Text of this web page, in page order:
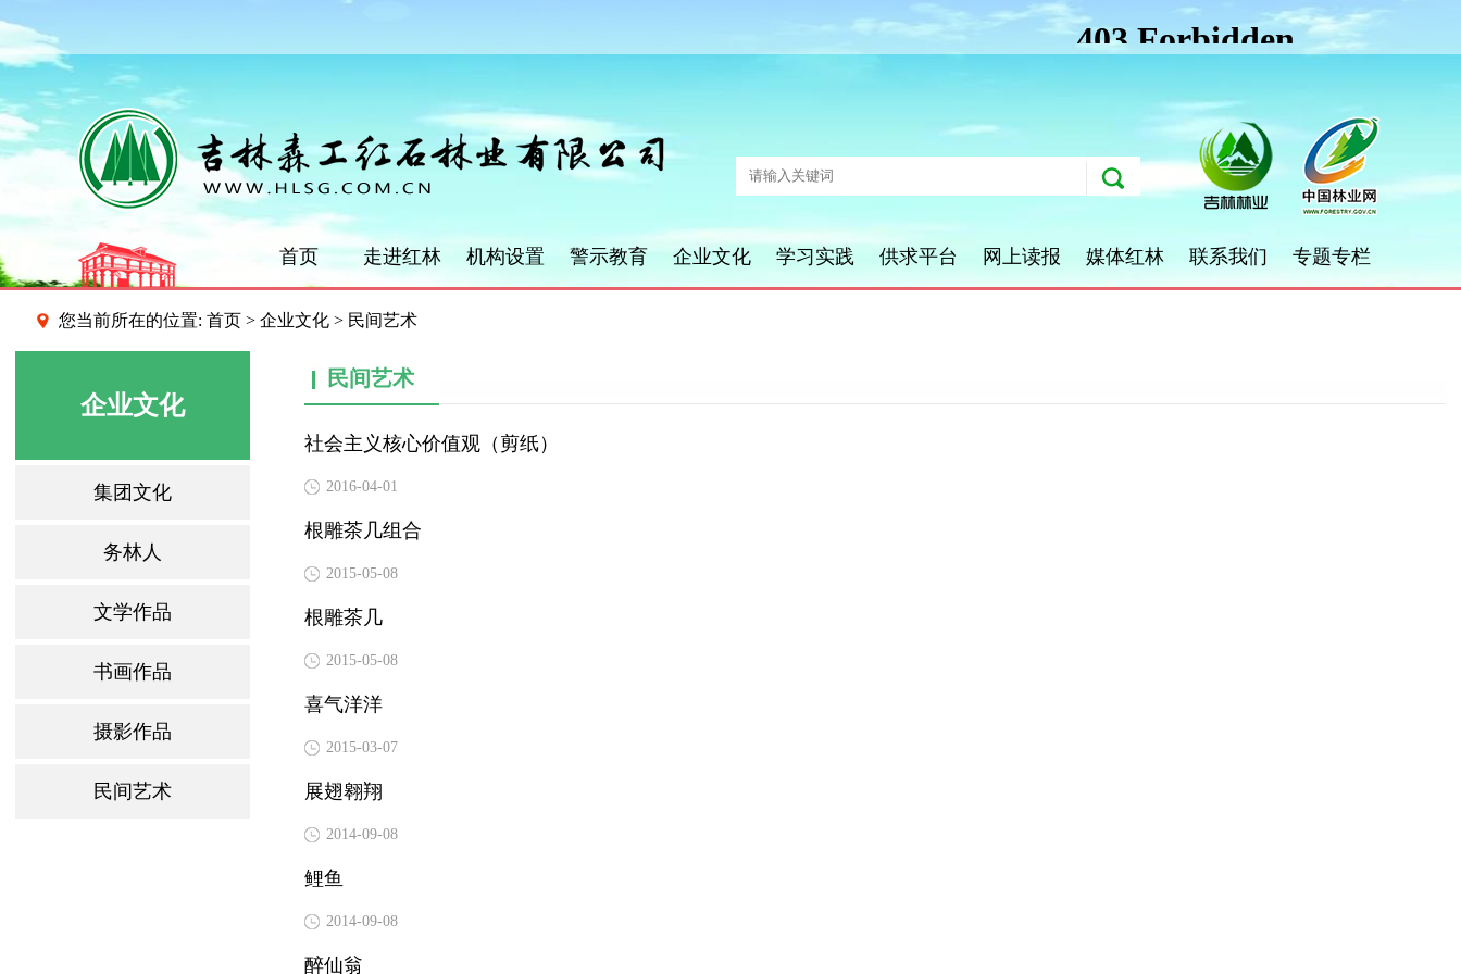
首页 走进红林 机构设置 警示教育 企业文化 学习实践 供求平台 网上读报 媒体红林 联系我们 专题专栏
您当前所在的位置: 首页 > 企业文化 > 民间艺术
企业文化
集团文化
务林人
文学作品
书画作品
摄影作品
民间艺术
民间艺术
社会主义核心价值观（剪纸）
2016-04-01
根雕茶几组合
2015-05-08
根雕茶几
2015-05-08
喜气洋洋
2015-03-07
展翅翱翔
2014-09-08
鲤鱼
2014-09-08
醉仙翁